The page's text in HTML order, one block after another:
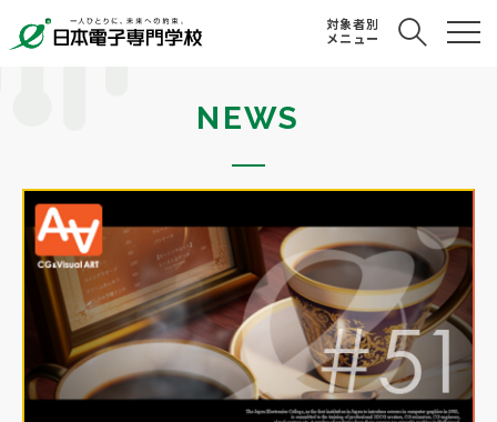
対象者別
メニュー
NEWS